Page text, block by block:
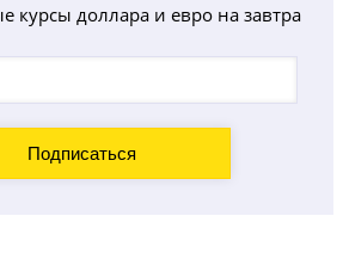
курсы доллара и евро на завтра